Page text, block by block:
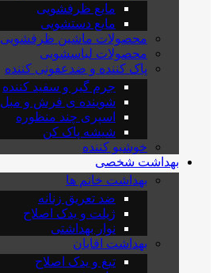
مایع ظرفشویی
مایع دستشویی
محصولات ماشین ظرفشویی
محصولات لباسشویی
پاک کننده و ضدعفونی کننده
جرم گیر و سفید کننده
شوینده ی فرش و مبل
اسپری چند منظوره
شیشه پاک کن
خوشبو کننده
بهداشت شخصی
بهداشت خانم ها
ضد تعریق زنانه
ژیلت و یدک اصلاح
نوار بهداشتی
بهداشت اقایان
تیغ و یدک اصلاح